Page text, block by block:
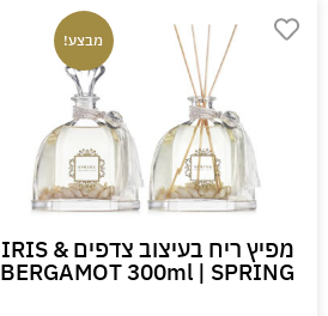
מבצע!
מפיץ ריח בעיצוב צדפים IRIS &
BERGAMOT 300ml | SPRING